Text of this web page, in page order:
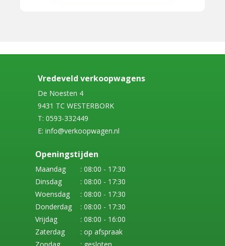
Vredeveld verkoopwagens
De Noesten 4
9431 TC WESTERBORK
T: 0593-332449
E: info@verkoopwagen.nl
Openingstijden
Maandag
: 08:00 - 17:30
Dinsdag
: 08:00 - 17:30
Woensdag
: 08:00 - 17:30
Donderdag
: 08:00 - 17:30
Vrijdag
: 08:00 - 16:00
Zaterdag
: op afspraak